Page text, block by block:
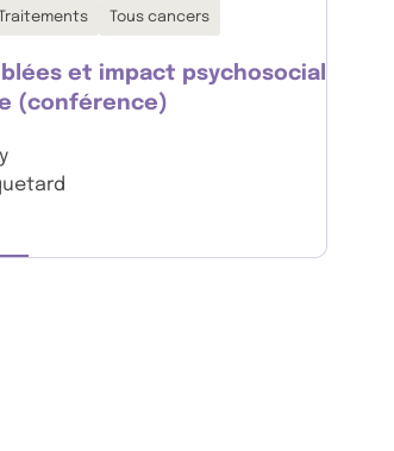
?
:
Traitements Tous cancers
et impact psychosocial
(conférence)
ciblées et impact psychosocial de